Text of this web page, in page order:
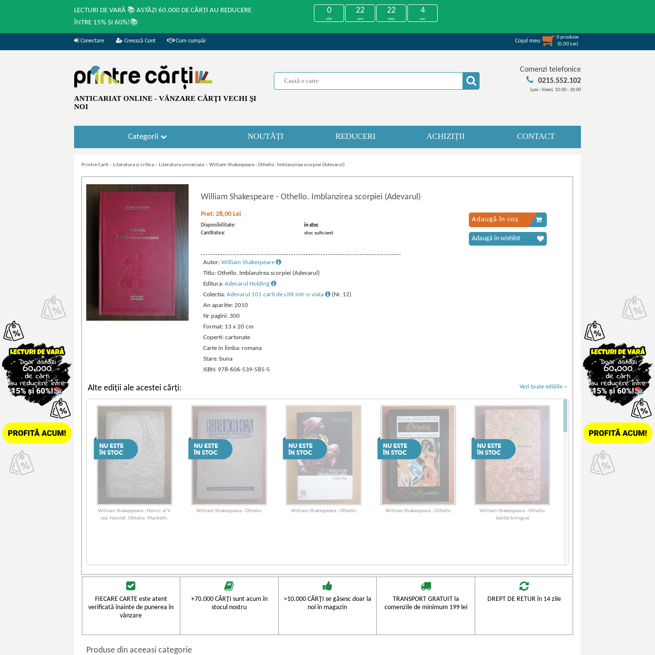
LECTURI DE VARĂ 📚 ASTĂZI 60.000 DE CĂRȚI AU REDUCERE
ÎNTRE 15% ȘI 60%!📚
0
zile
22
ore
22
min
4
sec
Conectare Creează Cont Cum cumpăr Coşul meu
0produse
(0,00 Lei)
ANTICARIAT ONLINE - VÂNZARE CĂRŢI VECHI ŞI
NOI
Comenzi telefonice
0215.552.102
Luni - Vineri, 10:00 - 18:00
Categorii NOUTĂȚI REDUCERI ACHIZIȚII CONTACT
Printre Carti » Literatura si critica » Literatura universala » William Shakespeare - Othello. Imblanzirea scorpiei (Adevarul)
William Shakespeare - Othello. Imblanzirea scorpiei (Adevarul)
Pret: 28,00 Lei
Disponibilitate:
in stoc
Cantitatea:
stoc suficient
Autor: William Shakespeare
Titlu: Othello. Imblanzirea scorpiei (Adevarul)
Editura: Adevarul Holding
Colectia: Adevarul 101 carti de citit intr-o viata
(Nr. 12)
An aparitie: 2010
Nr pagini: 300
Format: 13 x 20 cm
Coperti: cartonate
Carte in limba: romana
Stare: buna
ISBN: 978-606-539-585-5
Adaugă în coș
Adaugă în wishlist
Alte ediții ale acestei cărți: Vezi toate edițiile »
William Shakespeare - Henric al V-
lea. Hamlet. Othello. Macbeth.
William Shakespeare - Othello William Shakespeare - Othello William Shakespeare - Othello
William Shakespeare - Othello
(editie bilingva)
FIECARE CARTE este atent
verificată înainte de punerea în
vânzare
+70.000 CĂRŢI sunt acum în
stocul nostru
>10.000 CĂRŢI se găsesc doar la
noi în magazin
TRANSPORT GRATUIT la
comenzile de minimum 199 lei
DREPT DE RETUR în 14 zile
Produse din aceeasi categorie